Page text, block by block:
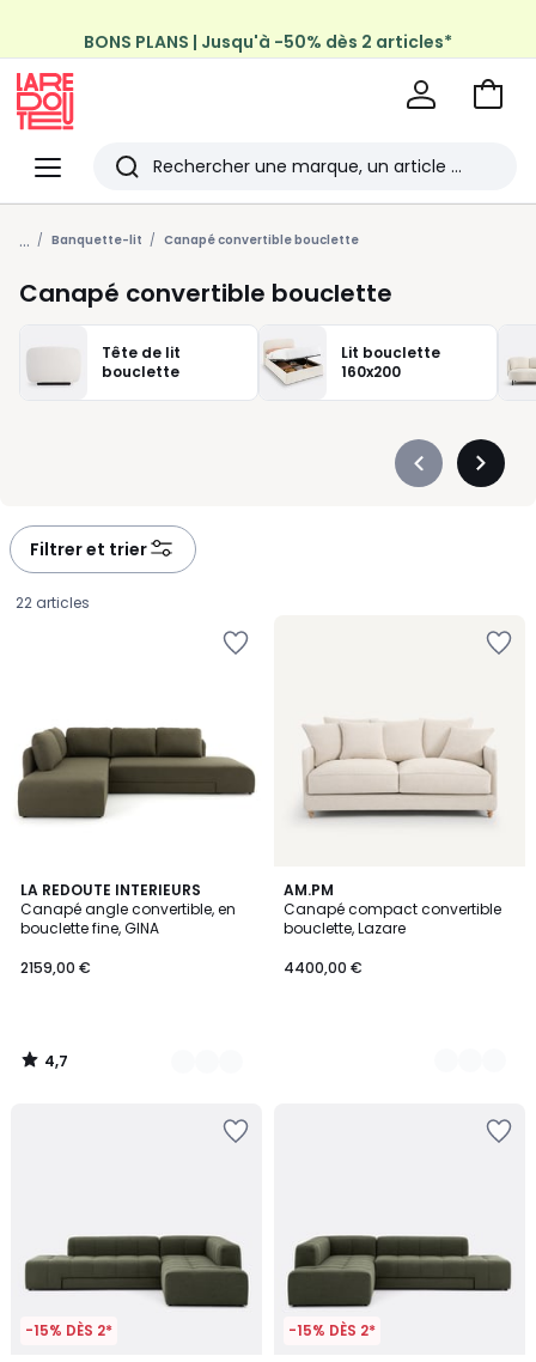
BONS PLANS | Jusqu'à -50% dès 2 articles*
Menu
Redoute
Rechercher
Les
derniers
articles
consultés
Aller
... Banquette-lit Canapé convertible bouclette
Canapé convertible bouclette
Tête de lit
bouclette
Lit bouclette
160x200
Précédent
Filtrer et trier
22 articles
LA REDOUTE INTERIEURS
Canapé angle convertible, en
bouclette fine, GINA
€.
2159,00 €
4,7
/ 5
3
Couleurs
4,7
/
AM.PM
Canapé compact convertible
bouclette, Lazare
4400,00 €
2
Couleurs
-15% DÈS 2* -15% DÈS 2*